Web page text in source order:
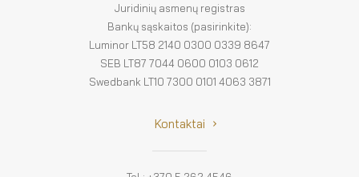
Juridinių asmenų registras
Bankų sąskaitos (pasirinkite):
Luminor LT58 2140 0300 0339 8647
SEB LT87 7044 0600 0103 0612
Swedbank LT10 7300 0101 4063 3871
Kontaktai